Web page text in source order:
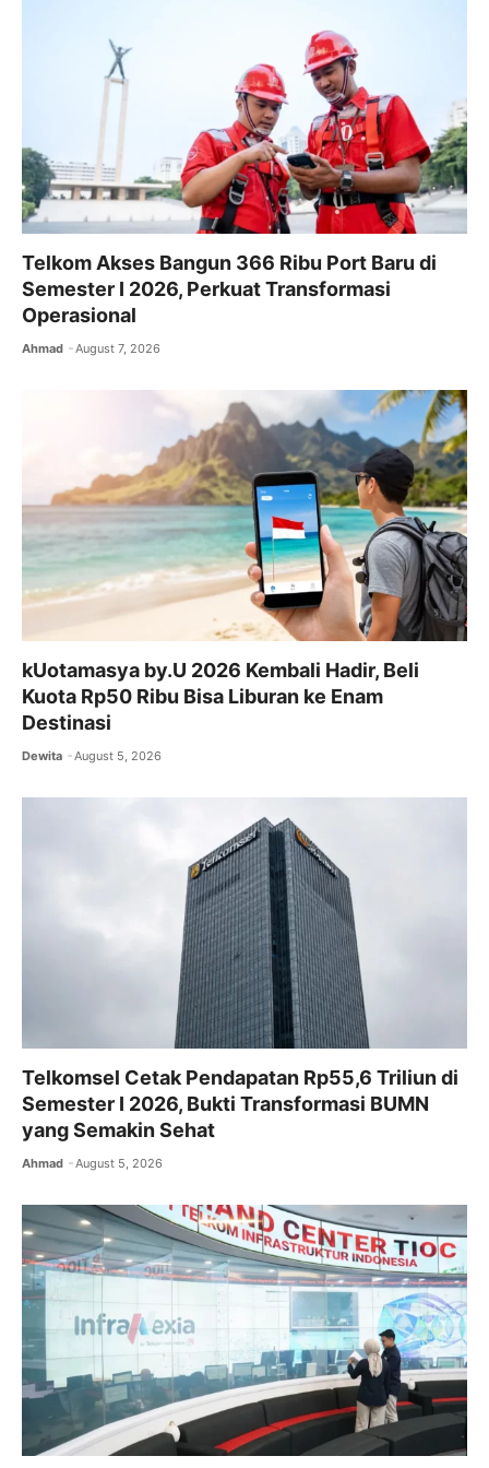
o
k
Telkom Akses Bangun 366 Ribu Port Baru di
Semester I 2026, Perkuat Transformasi
Operasional
Ahmad August 7, 2026
kUotamasya by.U 2026 Kembali Hadir, Beli
Kuota Rp50 Ribu Bisa Liburan ke Enam
Destinasi
Dewita August 5, 2026
Telkomsel Cetak Pendapatan Rp55,6 Triliun di
Semester I 2026, Bukti Transformasi BUMN
yang Semakin Sehat
Ahmad August 5, 2026